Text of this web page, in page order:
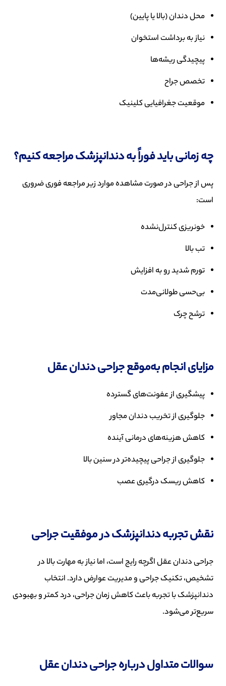
محل دندان (بالا یا پایین)
نیاز به برداشت استخوان
پیچیدگی ریشه‌ها
تخصص جراح
موقعیت جغرافیایی کلینیک
چه زمانی باید فوراً به دندانپزشک مراجعه کنیم؟
پس از جراحی در صورت مشاهده موارد زیر مراجعه فوری ضروری
است:
خونریزی کنترل‌نشده
تب بالا
تورم شدید رو به افزایش
بی‌حسی طولانی‌مدت
ترشح چرک
مزایای انجام به‌موقع جراحی دندان عقل
پیشگیری از عفونت‌های گسترده
جلوگیری از تخریب دندان مجاور
کاهش هزینه‌های درمانی آینده
جلوگیری از جراحی پیچیده‌تر در سنین بالا
کاهش ریسک درگیری عصب
نقش تجربه دندانپزشک در موفقیت جراحی
جراحی دندان عقل اگرچه رایج است، اما نیاز به مهارت بالا در
تشخیص، تکنیک جراحی و مدیریت عوارض دارد. انتخاب
دندانپزشک با تجربه باعث کاهش زمان جراحی، درد کمتر و بهبودی
سریع‌تر می‌شود.
سوالات متداول درباره جراحی دندان عقل